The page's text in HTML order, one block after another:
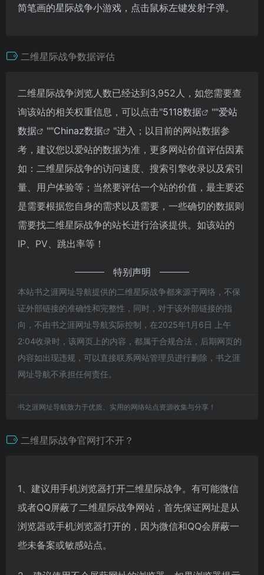
简笔画的星际战争小游戏，点击鼠标左键发射子弹。
二维星际战争数据评估
二维星际战争浏览人数已经达到3,952人，如您需要查
询该站的相关权重信息，可以点击"5118数据 ""爱站
数据
""Chinaz数据
"进入；以目前的网站数据参
考，建议您以爱站的数据为准，更多网站价值评估因素
如：二维星际战争的访问速度、搜索引擎收录以及索引
量、用户体验等；当然要评估一个站的价值，最主要还
是需要根据您自身的需求以及需要，一些确切的数据则
需要找二维星际战争的站长进行洽谈提供。如该站的
IP、PV、跳出率等！
特别声明
本站书之涯网址导航提供的二维星际战争都来源于网络，不保
证外部链接的准确性和完整性，同时，对于该外部链接的指
向，不由书之涯网址导航实际控制，在2025年1月6日 上午
2:04收录时，该网页上的内容，都属于合规合法，后期网页的
内容如出现违规，可以直接联系网站管理员进行删除，书之涯
网址导航不承担任何责任。
书之涯网址导航致力于优质、实用的网络站点资源收集与分享！
二维星际战争官网打不开？
1、建议用手机浏览器打开二维星际战争。有可能微信
或者QQ屏蔽了二维星际战争网站，首先保证网址是从
浏览器或手机浏览器打开的，因为微信和QQ会屏蔽一
些未备案或敏感站点。